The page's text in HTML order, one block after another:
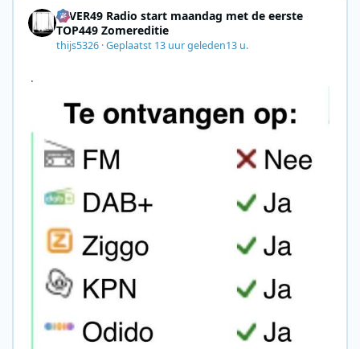
4EVER49 Radio start maandag met de eerste
TOP449 Zomereditie
thijs5326 ·Geplaatst 13 uur geleden13 u.
.